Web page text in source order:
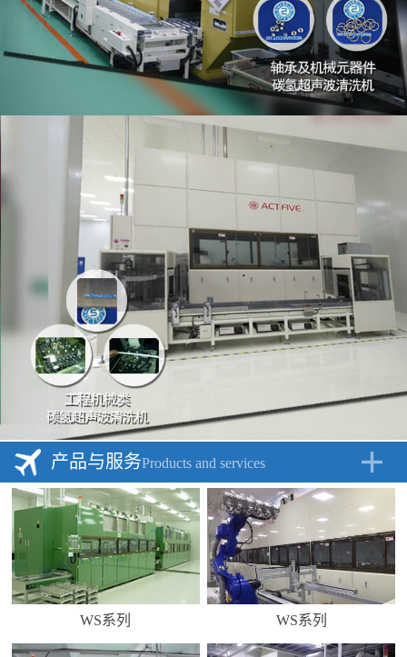
产品与服务Products and services
WS系列 WS系列